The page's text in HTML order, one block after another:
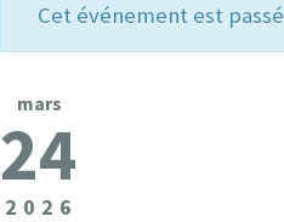
Cet événement est passé
mars
24
2026